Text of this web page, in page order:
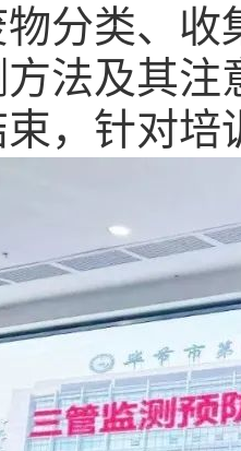
分类、收
法及其
，针对培